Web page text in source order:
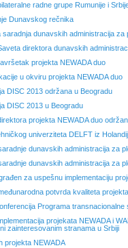
radne grupe Rumunije i
Dunavskog rečnika
dunavskih administracija za
direktora dunavskih
projekta NEWADA duo
u okviru projekta NEWADA duo
DISC 2013 održana u Beogradu
DISC 2013 u Beogradu
projekta NEWADA duo
univerziteta DELFT iz
dunavskih administracija za
dunavskih administracija za
za uspešnu implementaciju
potvrda kvaliteta
Programa
projekata NEWADA i
zainteresovanim stranama u Srbiji
projekta NEWADA